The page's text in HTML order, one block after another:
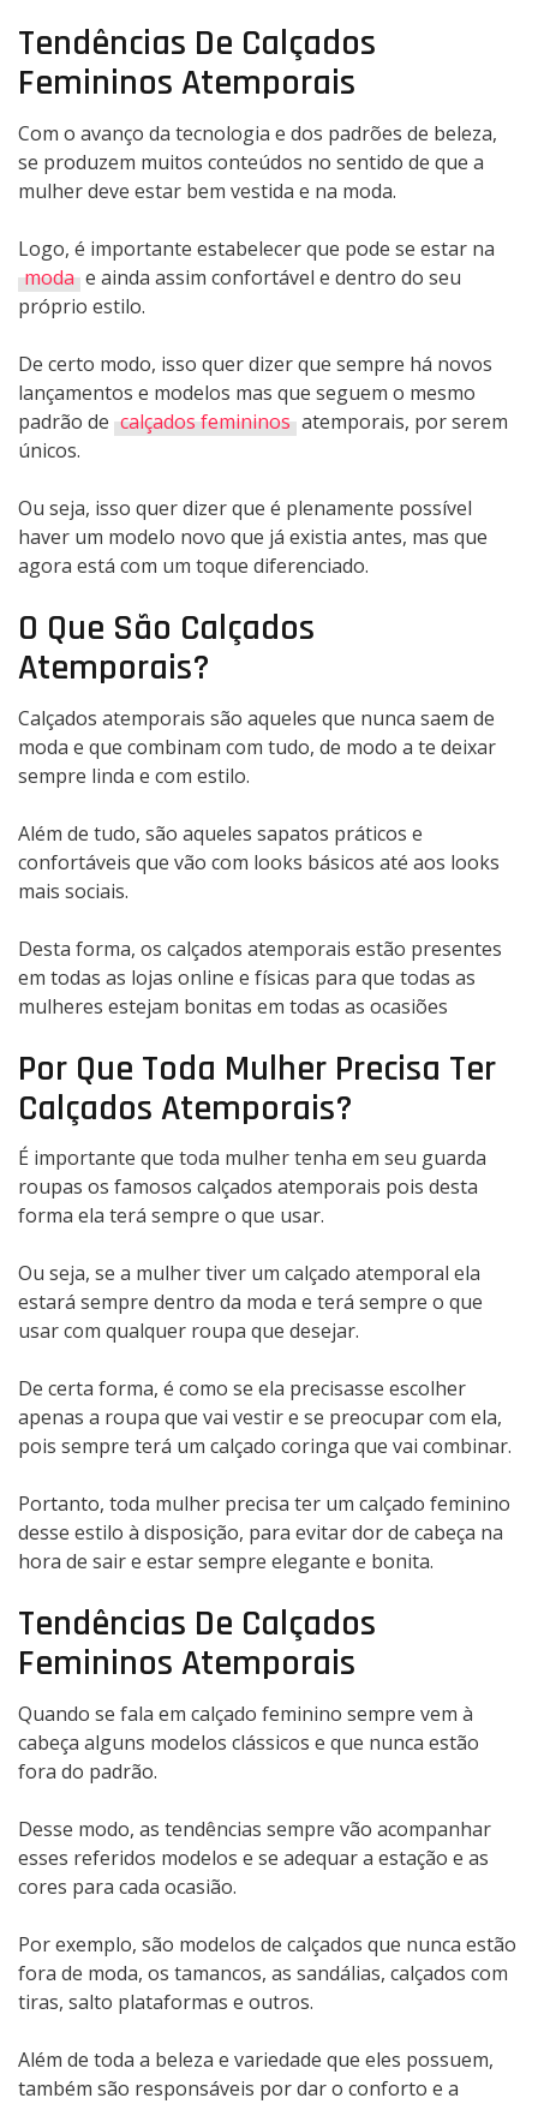
Tendências De Calçados
Femininos Atemporais
Com o avanço da tecnologia e dos padrões de beleza,
se produzem muitos conteúdos no sentido de que a
mulher deve estar bem vestida e na moda.
Logo, é importante estabelecer que pode se estar na
moda e ainda assim confortável e dentro do seu
próprio estilo.
De certo modo, isso quer dizer que sempre há novos
lançamentos e modelos mas que seguem o mesmo
padrão de calçados femininos atemporais, por serem
únicos.
Ou seja, isso quer dizer que é plenamente possível
haver um modelo novo que já existia antes, mas que
agora está com um toque diferenciado.
O Que São Calçados
Atemporais?
Calçados atemporais são aqueles que nunca saem de
moda e que combinam com tudo, de modo a te deixar
sempre linda e com estilo.
Além de tudo, são aqueles sapatos práticos e
confortáveis que vão com looks básicos até aos looks
mais sociais.
Desta forma, os calçados atemporais estão presentes
em todas as lojas online e físicas para que todas as
mulheres estejam bonitas em todas as ocasiões
Por Que Toda Mulher Precisa Ter
Calçados Atemporais?
É importante que toda mulher tenha em seu guarda
roupas os famosos calçados atemporais pois desta
forma ela terá sempre o que usar.
Ou seja, se a mulher tiver um calçado atemporal ela
estará sempre dentro da moda e terá sempre o que
usar com qualquer roupa que desejar.
De certa forma, é como se ela precisasse escolher
apenas a roupa que vai vestir e se preocupar com ela,
pois sempre terá um calçado coringa que vai combinar.
Portanto, toda mulher precisa ter um calçado feminino
desse estilo à disposição, para evitar dor de cabeça na
hora de sair e estar sempre elegante e bonita.
Tendências De Calçados
Femininos Atemporais
Quando se fala em calçado feminino sempre vem à
cabeça alguns modelos clássicos e que nunca estão
fora do padrão.
Desse modo, as tendências sempre vão acompanhar
esses referidos modelos e se adequar a estação e as
cores para cada ocasião.
Por exemplo, são modelos de calçados que nunca estão
fora de moda, os tamancos, as sandálias, calçados com
tiras, salto plataformas e outros.
Além de toda a beleza e variedade que eles possuem,
também são responsáveis por dar o conforto e a